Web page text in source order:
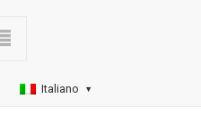
Italiano